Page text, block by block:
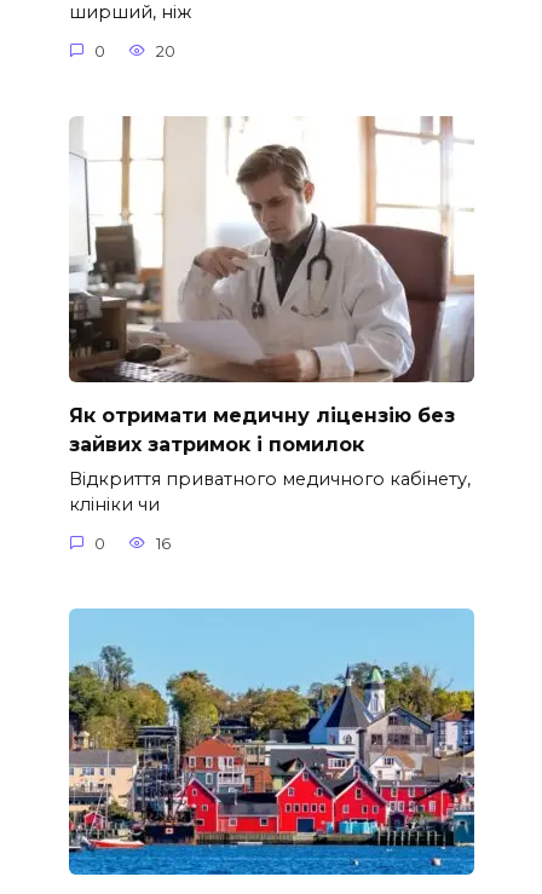
ширший, ніж
0 20
Як отримати медичну ліцензію без
зайвих затримок і помилок
Відкриття приватного медичного кабінету,
клініки чи
0 16